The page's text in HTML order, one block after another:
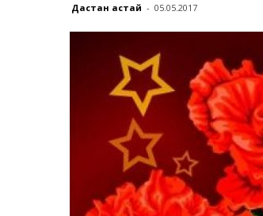
Дастан Қастай - 05.05.2017